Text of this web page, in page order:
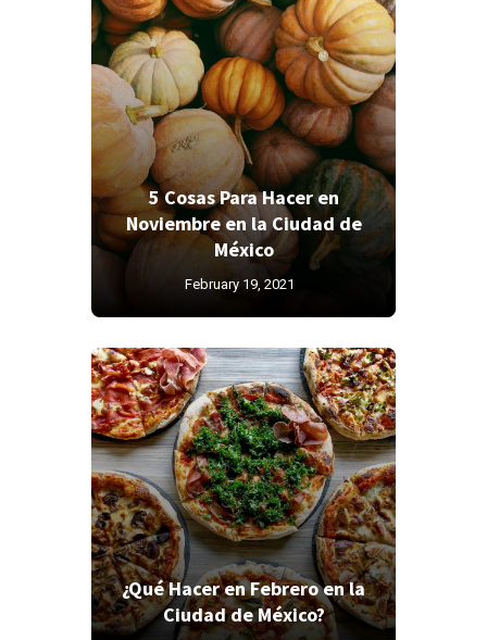
5 Cosas Para Hacer en
Noviembre en la Ciudad de
México
February 19, 2021
¿Qué Hacer en Febrero en la
Ciudad de México?